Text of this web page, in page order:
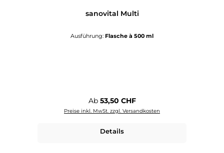
sanovital Multi
Ausführung: Flasche à 500 ml
Regulärer Preis:
Ab 53,50 CHF
Preise inkl. MwSt. zzgl. Versandkosten
Details